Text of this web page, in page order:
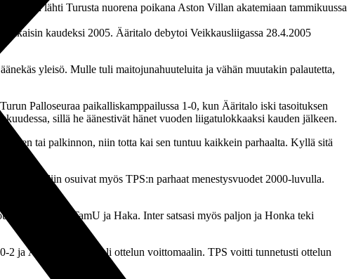
Hän lähti Turusta nuorena poikana Aston Villan akatemiaan tammikuussa
takaisin kaudeksi 2005. Ääritalo debytoi Veikkausliigassa 28.4.2005
yleisö. Mulle tuli maitojunahuuteluita ja vähän muutakin palautetta,
Palloseuraa paikalliskamppailussa 1-0, kun Ääritalo iski tasoituksen
sillä he äänestivät hänet vuoden liigatulokkaaksi kauden jälkeen.
tai palkinnon, niin totta kai sen tuntuu kaikkein parhaalta. Kyllä sitä
12 väliin osuivat myös TPS:n parhaat menestysvuodet 2000-luvulla.
HJK, TamU ja Haka. Inter satsasi myös paljon ja Honka teki
2 ja Ääritalo viimeisteli ottelun voittomaalin. TPS voitti tunnetusti ottelun